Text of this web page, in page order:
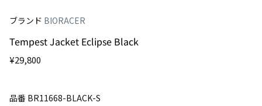
¥55,000
ブランド BIORACER
Tempest Jacket Eclipse Black
¥29,800
品番 BR11668-BLACK-S